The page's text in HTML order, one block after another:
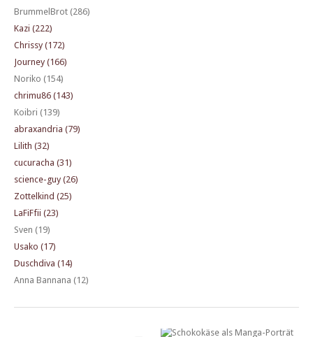
BrummelBrot (286)
Kazi (222)
Chrissy (172)
Journey (166)
Noriko (154)
chrimu86 (143)
Koibri (139)
abraxandria (79)
Lilith (32)
cucuracha (31)
science-guy (26)
Zottelkind (25)
LaFiFfii (23)
Sven (19)
Usako (17)
Duschdiva (14)
Anna Bannana (12)